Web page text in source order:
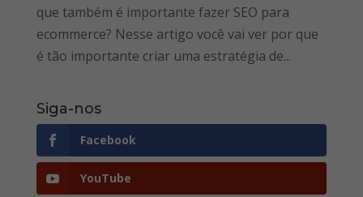
que também é importante fazer SEO para
ecommerce? Nesse artigo você vai ver por que
é tão importante criar uma estratégia de...
Siga-nos
Facebook
YouTube